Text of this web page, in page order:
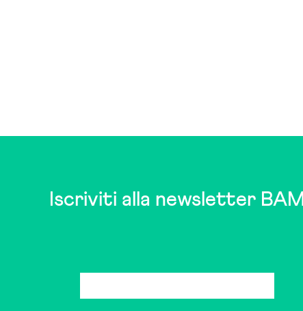
Iscriviti alla newsletter BAM